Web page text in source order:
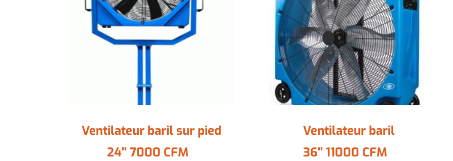
Ventilateur baril sur pied
24'' 7000 CFM
Ventilateur baril
36'' 11000 CFM